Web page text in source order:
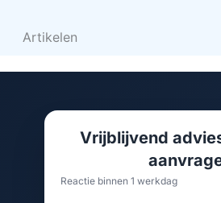
Artikelen
Vrijblijvend
Reactie binnen 1 werkdag